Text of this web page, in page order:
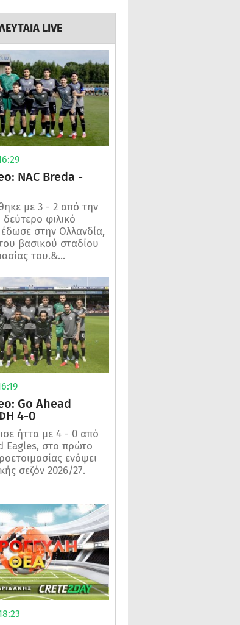
LIVE
NAC Breda -
με 3 - 2 από την
φιλικό
έδωσε στην Ολλανδία,
βασικού σταδίου
του.&...
Go Ahead
4-0
ήττα με 4 - 0 από
Eagles, στο πρώτο
ενόψει
σεζόν 2026/27.